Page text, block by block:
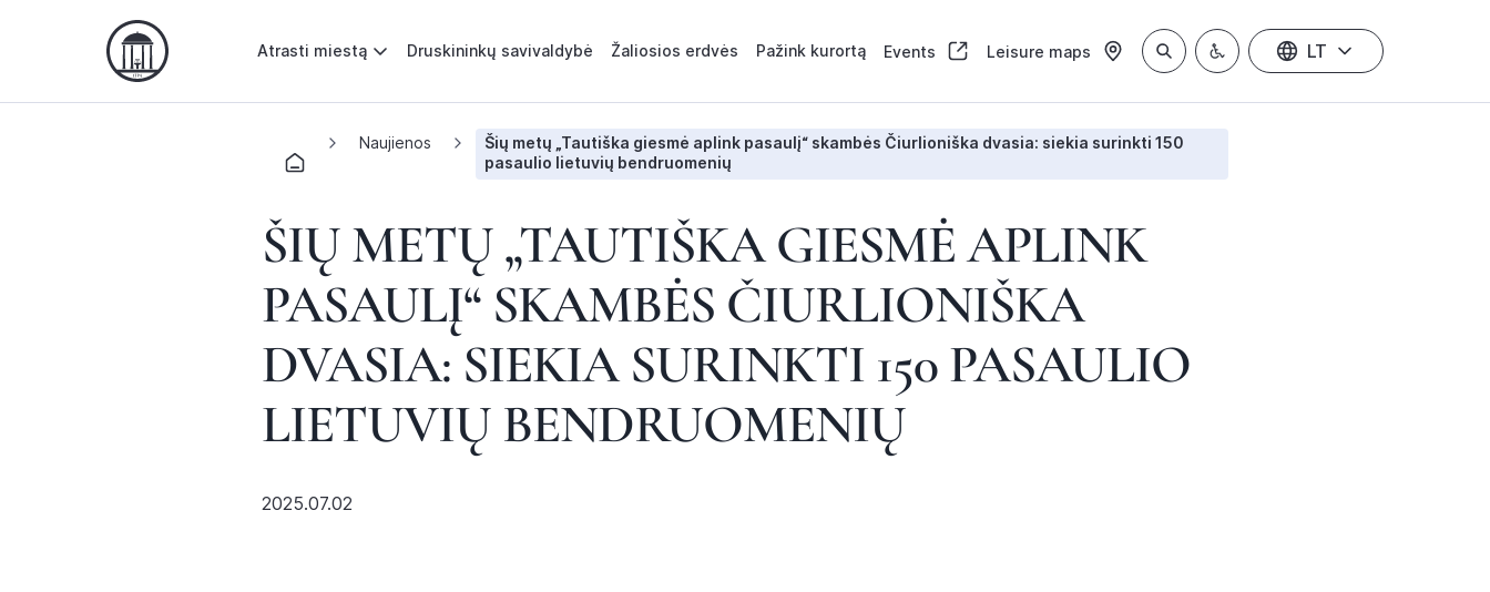
Atrasti miestą Druskininkų savivaldybė Žaliosios erdvės Pažink kurortą Events Leisure maps LT
Naujienos
Šių metų „Tautiška giesmė aplink pasaulį“ skambės Čiurlioniška dvasia: siekia surinkti 150
pasaulio lietuvių bendruomenių
ŠIŲ METŲ „TAUTIŠKA GIESMĖ APLINK
PASAULĮ“ SKAMBĖS ČIURLIONIŠKA
DVASIA: SIEKIA SURINKTI 150 PASAULIO
LIETUVIŲ BENDRUOMENIŲ
2025.07.02